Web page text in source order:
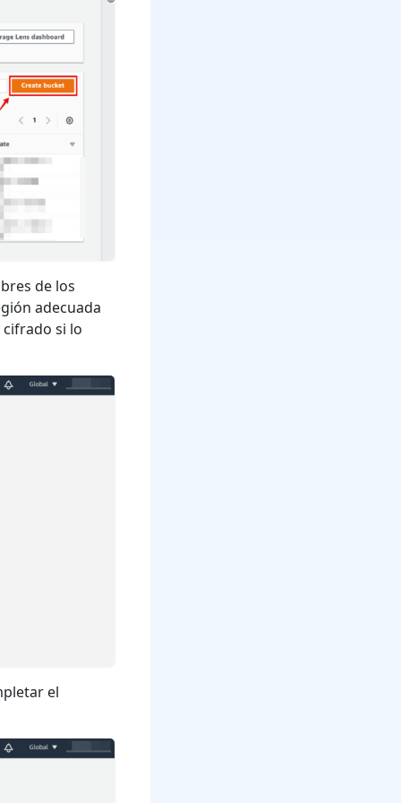
de los
adecuada
si lo
el